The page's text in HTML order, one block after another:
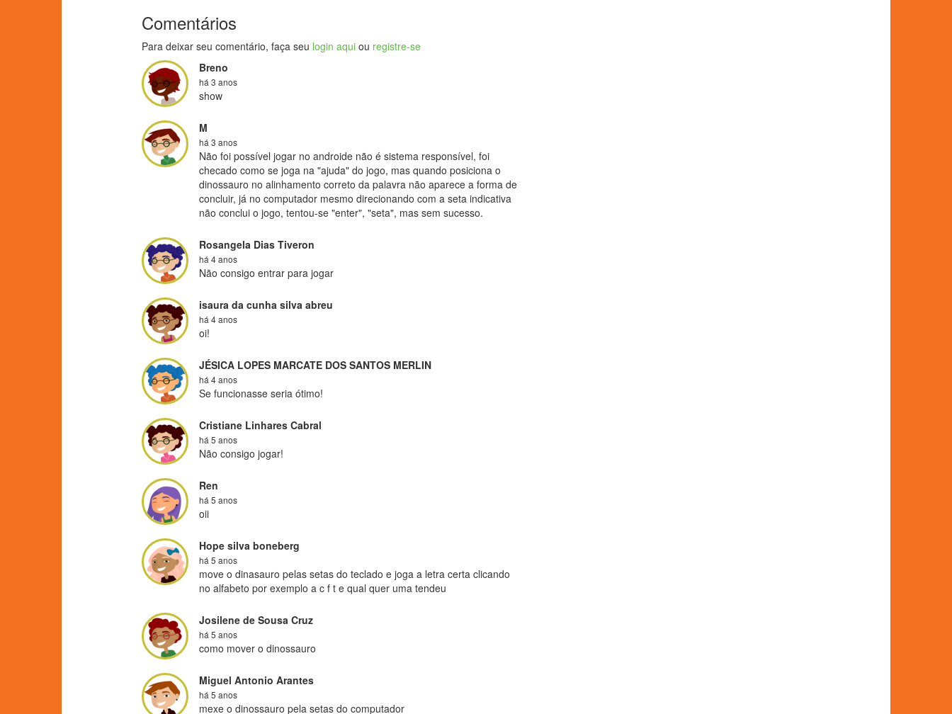
Comentários
Para deixar seu comentário, faça seu login aquiou registre-se
Breno
há 3 anos
show
M
há 3 anos
Não foi possível jogar no androide não é sistema responsível, foi
checado como se joga na "ajuda" do jogo, mas quando posiciona o
dinossauro no alinhamento correto da palavra não aparece a forma de
concluir, já no computador mesmo direcionando com a seta indicativa
não conclui o jogo, tentou-se "enter", "seta", mas sem sucesso.
Rosangela Dias Tiveron
há 4 anos
Não consigo entrar para jogar
isaura da cunha silva abreu
há 4 anos
oi!
JÉSICA LOPES MARCATE DOS SANTOS MERLIN
há 4 anos
Se funcionasse seria ótimo!
Cristiane Linhares Cabral
há 5 anos
Não consigo jogar!
Ren
há 5 anos
oii
Hope silva boneberg
há 5 anos
move o dinasauro pelas setas do teclado e joga a letra certa clicando
no alfabeto por exemplo a c f t e qual quer uma tendeu
Josilene de Sousa Cruz
há 5 anos
como mover o dinossauro
Miguel Antonio Arantes
há 5 anos
mexe o dinossauro pela setas do computador